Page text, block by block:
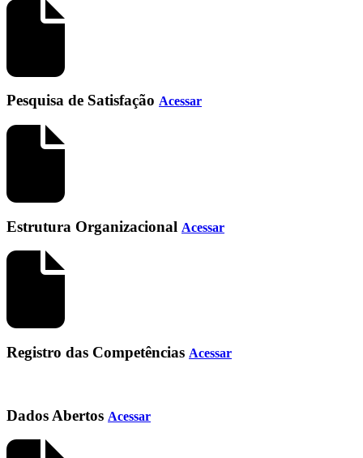
Pesquisa de Satisfação Acessar
Estrutura Organizacional Acessar
Registro das Competências Acessar
Dados Abertos Acessar